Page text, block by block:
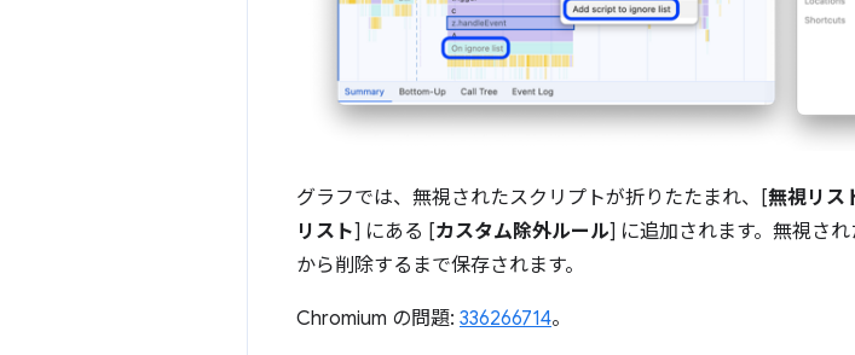
グラフでは、無視されたスクリプトが折りたたまれ、[無視リス
リスト] にある [カスタム除外ルール] に追加されます。無視さ
から削除するまで保存されます。
Chromium の問題: 336266714。